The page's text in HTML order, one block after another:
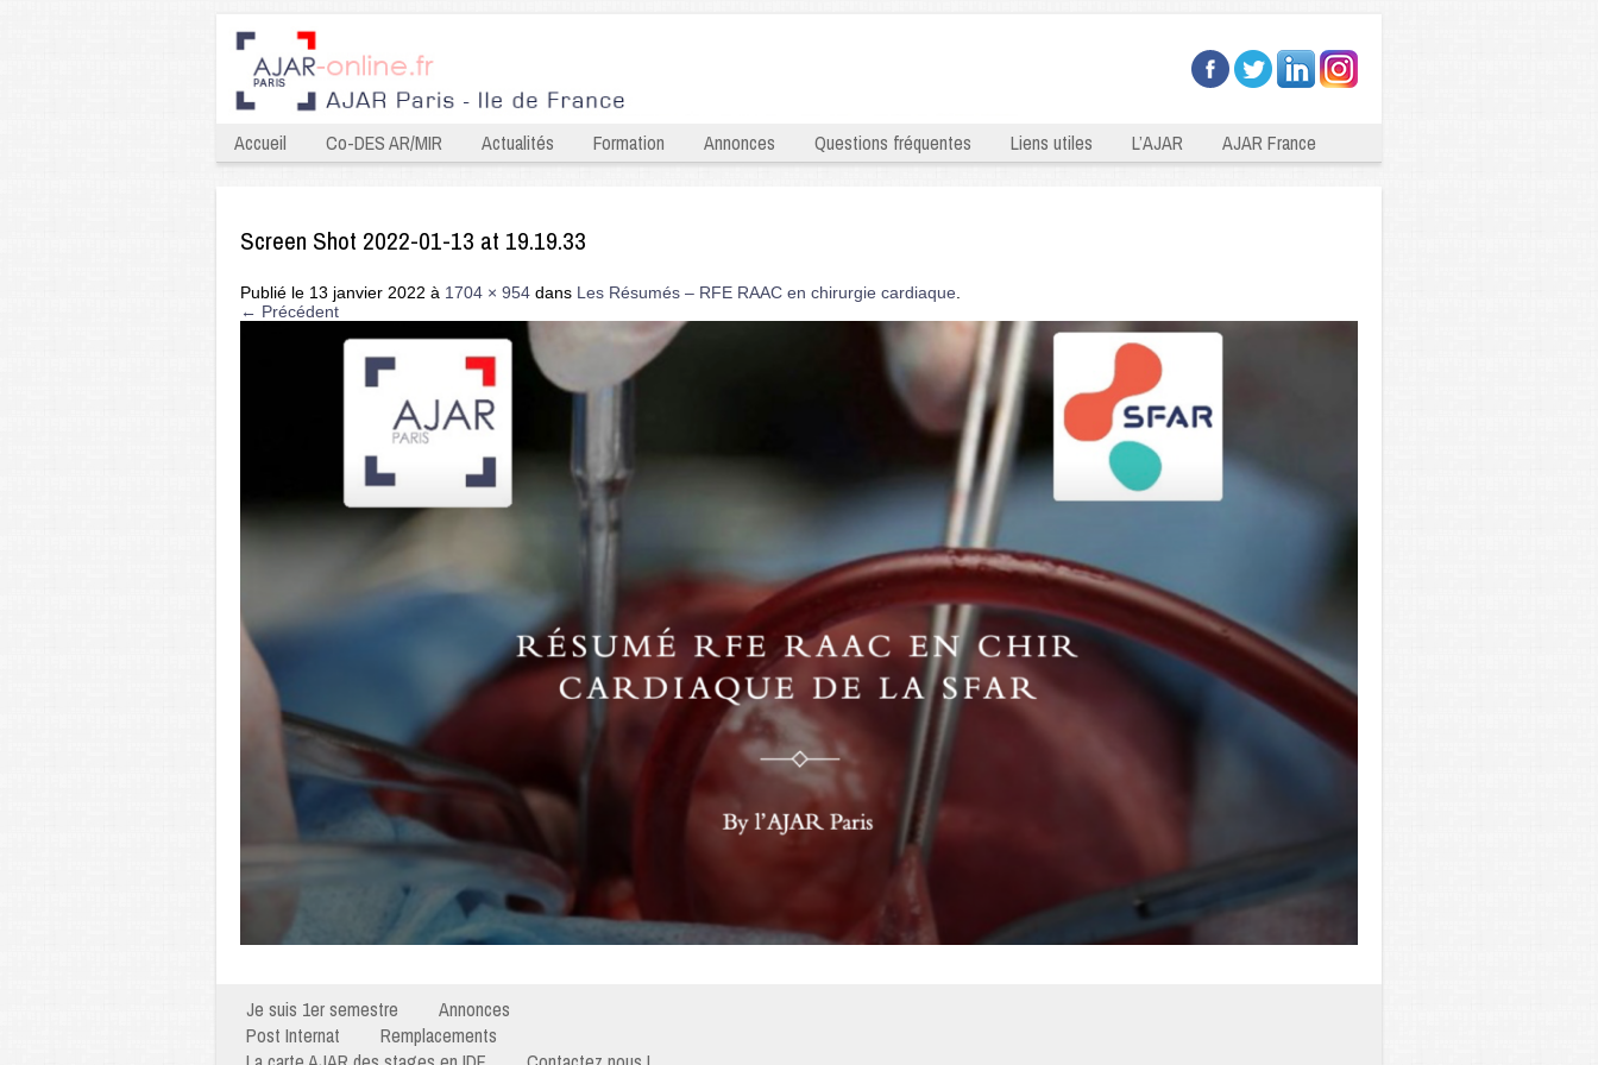
Accueil Co-DES AR/MIR Actualités Formation Annonces Questions fréquentes Liens utiles L’AJAR AJAR France
Screen Shot 2022-01-13 at 19.19.33
Publié le 13 janvier 2022 à 1704 × 954 dans Les Résumés – RFE RAAC en chirurgie cardiaque
← Précédent
Je suis 1er semestre
Annonces
Post Internat
Remplacements